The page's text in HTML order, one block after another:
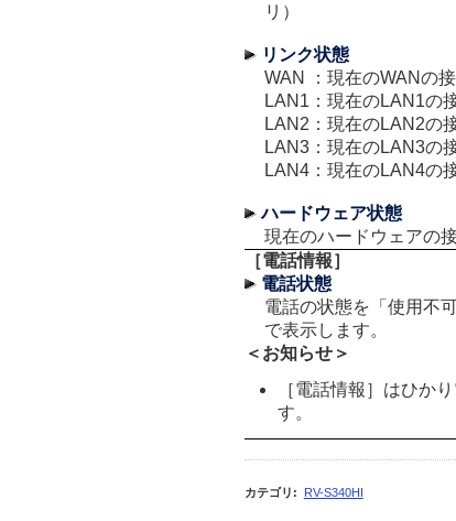
リ）
リンク状態
WAN
： 現在のWANの
LAN1 ： 現在のLAN1の
LAN2 ： 現在のLAN2の
LAN3 ： 現在のLAN3の
LAN4 ： 現在のLAN4の
ハードウェア状態
現在のハードウェアの
［電話情報］
電話状態
電話の状態を「使用不
で表示します。
＜お知らせ＞
［電話情報］はひか
す。
カテゴリ : RV-S340HI